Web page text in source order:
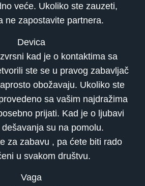
veće. Ukoliko ste zauzeti,
ne zapostavite partnera.
Devica
kad je o kontaktima sa
ste se u pravog zabavljač
obožavaju. Ukoliko ste
sa vašim najdražima
prijati. Kad je o ljubavi
su na pomolu.
za zabavu , pa ćete biti rado
u svakom društvu.
Vaga